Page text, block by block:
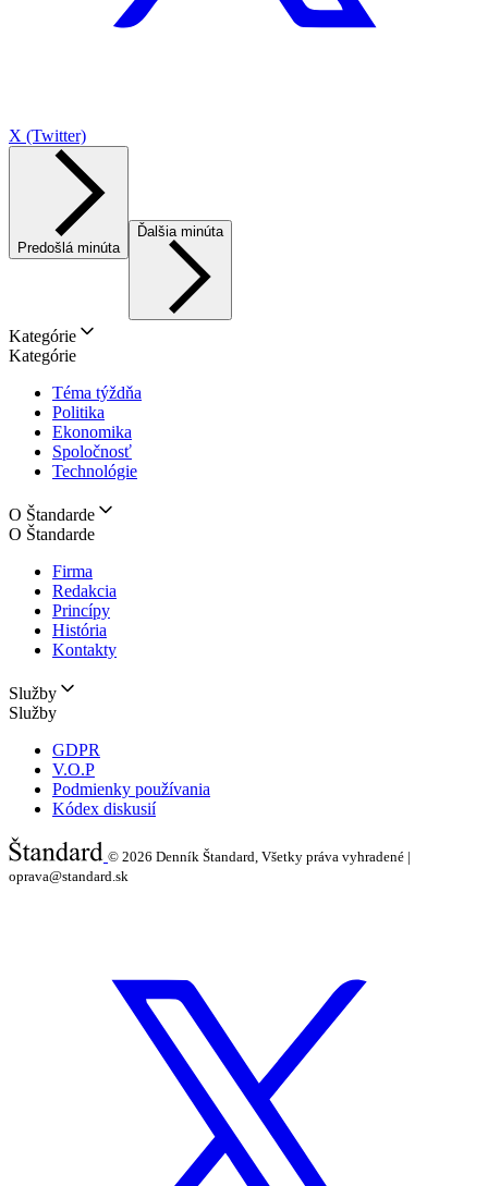
X (Twitter)
Predošlá minúta
Ďalšia minúta
Kategórie
Kategórie
Téma týždňa
Politika
Ekonomika
Spoločnosť
Technológie
O Štandarde
O Štandarde
Firma
Redakcia
Princípy
História
Kontakty
Služby
Služby
GDPR
V.O.P
Podmienky používania
Kódex diskusií
© 2026 Denník Štandard, Všetky práva vyhradené |
oprava@standard.sk